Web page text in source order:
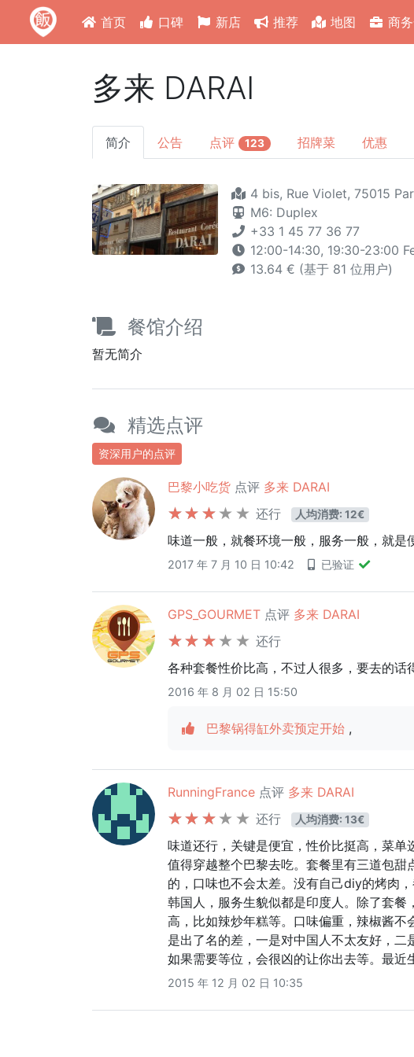
首页 口碑 新店 推荐 地图 商
多来 DARAI
简介 公告 点评 123 招牌菜 优惠
4 bis, Rue Violet, 75015
M6: Duplex
+33 1 45 77 36 77
12:00-14:30, 19:30-23:00
13.64 € (基于 81 位用户)
餐馆介绍
暂无简介
精选点评
资深用户的点评
巴黎小吃货 点评 多来 DARAI
还行
人均消费: 12€
味道一般，就餐环境一般，服务一般，就是
2017 年 7 月 10 日 10:42 已验证
GPS_GOURMET 点评 多来 DARAI
还行
各种套餐性价比高，不过人很多，要去的话
2016 年 8 月 02 日 15:50
巴黎锅得缸外卖预定开始 ,
RunningFrance 点评 多来 DARAI
还行
人均消费: 13€
味道还行，关键是便宜，性价比挺高，菜
值得穿越整个巴黎去吃。套餐里有三道包
的，口味也不会太差。没有自己diy的烤肉
韩国人，服务生貌似都是印度人。除了套
高，比如辣炒年糕等。口味偏重，辣椒酱
是出了名的差，一是对中国人不太友好，二
如果需要等位，会很凶的让你出去等。最近
2015 年 12 月 02 日 10:35